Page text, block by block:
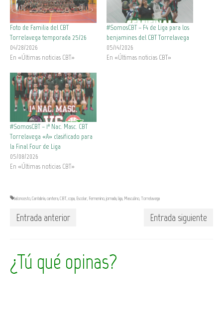
Foto de Familia del CBT
Torrelavega temporada 25/26
04/28/2026
En «Últimas noticias CBT»
#SomosCBT – F4 de Liga para los
benjamines del CBT Torrelavega
05/14/2026
En «Últimas noticias CBT»
#SomosCBT – 1ª Nac. Masc. CBT
Torrelavega «A» clasificado para
la Final Four de Liga
05/08/2026
En «Últimas noticias CBT»
baloncesto,Cantabria,cantera,CBT,copa, Escolar, Femenino,jornada,liga, Masculino,Torrelavega
Entrada anterior Entrada siguiente
¿Tú qué opinas?